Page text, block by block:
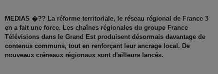
MEDIAS �?? La réforme territoriale, le réseau régional de France 3
en a fait une force. Les chaînes régionales du groupe France
Télévisions dans le Grand Est produisent désormais davantage de
contenus communs, tout en renforçant leur ancrage local. De
nouveaux créneaux régionaux sont d'ailleurs lancés.